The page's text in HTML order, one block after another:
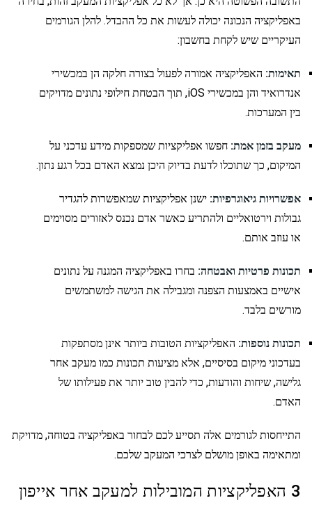
באפליקציה הנכונה יכולה לעשות את כל ההבדל. להלן הגורמים
העיקריים שיש לקחת בחשבון:
תאימות: האפליקציה אמורה לפעול בצורה חלקה הן במכשירי
אנדרואיד והן במכשירי iOS, תוך הבטחת חילופי נתונים מדויקים
בין המערכות.
מעקב בזמן אמת: חפשו אפליקציות שמספקות מידע עדכני על
המיקום, כך שתוכלו לדעת בדיוק היכן נמצא האדם בכל רגע נתון.
אפשרויות גיאוגרפיות: ישנן אפליקציות שמאפשרות להגדיר
גבולות וירטואליים ולהתריע כאשר אדם נכנס לאזורים מסוימים
או עוזב אותם.
תכונות פרטיות ואבטחה: בחרו באפליקציה המגנה על נתונים
אישיים באמצעות הצפנה ומגבילה את הגישה למשתמשים
מורשים בלבד.
תכונות נוספות: האפליקציות הטובות ביותר אינן מסתפקות
בעדכוני מיקום בסיסיים, אלא מציעות תכונות כמו מעקב אחר
גלישה, שיחות והודעות, כדי להבין טוב יותר את פעילותו של
האדם.
התייחסות לגורמים אלה תסייע לכם לבחור באפליקציה בטוחה, מדויקת
ומתאימה באופן מושלם לצרכי המעקב שלכם.
3 האפליקציות המובילות למעקב אחר אייפון